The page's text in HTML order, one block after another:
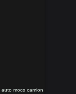
auto moco camion